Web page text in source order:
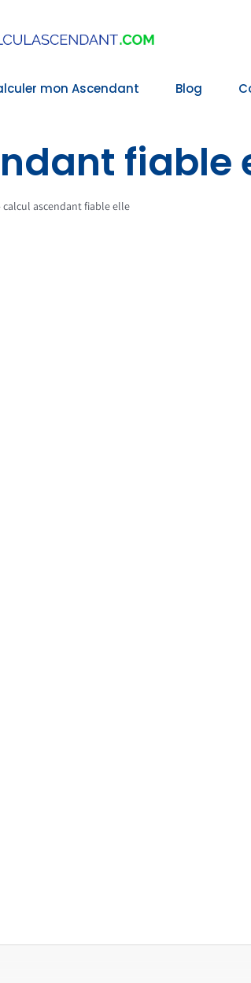
mon Ascendant Blog
fiable
calcul ascendant fiable elle